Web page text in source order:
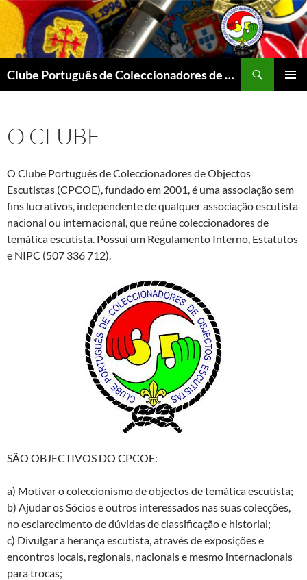
Clube Português de Coleccionadores de Objectos Escutistas
CONTEÚDO
O CLUBE
O Clube Português de Coleccionadores de Objectos
Escutistas (CPCOE), fundado em 2001, é uma associação sem
fins lucrativos, independente de qualquer associação escutista
nacional ou internacional, que reúne coleccionadores de
temática escutista. Possui um Regulamento Interno, Estatutos
e NIPC (507 336 712).
SÃO OBJECTIVOS DO CPCOE:
a) Motivar o coleccionismo de objectos de temática escutista;
b) Ajudar os Sócios e outros interessados nas suas colecções,
no esclarecimento de dúvidas de classificação e historial;
c) Divulgar a herança escutista, através de exposições e
encontros locais, regionais, nacionais e mesmo internacionais
para trocas;